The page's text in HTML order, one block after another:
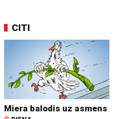
CITI
Miera balodis uz asmens